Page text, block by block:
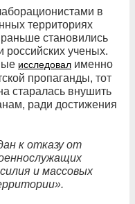
в
территориях
становились
российских ученых.
исследовал именно
пропаганды, тот
старалась внушить
ради достижения
к отказу от
и массовых